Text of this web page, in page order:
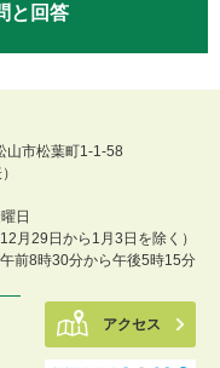
と回答
市松葉町1-1-58
日
12月29日から1月3日を除く）
午前8時30分から午後5時15分
アクセス